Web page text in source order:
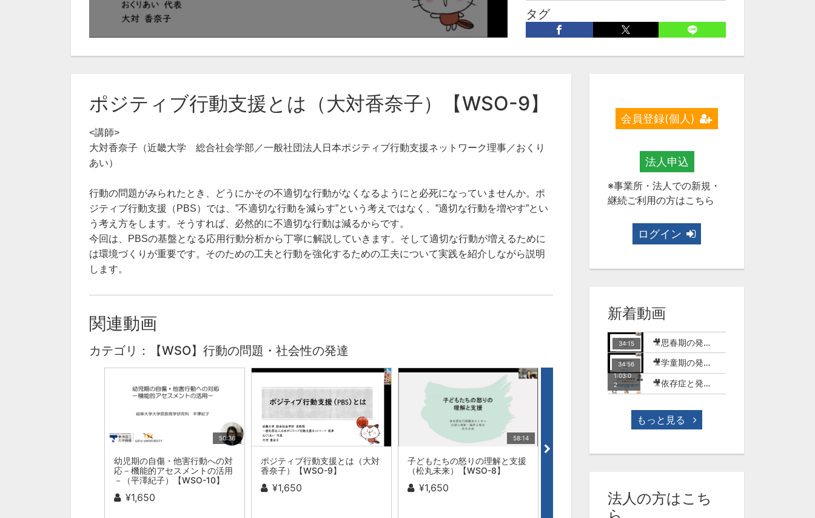
タグ
ポジティブ行動支援 PBS 応用行動分析
強化
大対香奈子
ポジティブ行動支援とは（大対香奈子）【WSO-9】
<講師>
大対香奈子（近畿大学 総合社会学部／一般社団法人日本ポジティブ行動支援ネットワーク理事／おくり
あい）
行動の問題がみられたとき、どうにかその不適切な行動がなくなるようにと必死になっていませんか。ポ
ジティブ行動支援（PBS）では、”不適切な行動を減らす”という考えではなく、”適切な行動を増やす”とい
う考え方をします。そうすれば、必然的に不適切な行動は減るからです。
今回は、PBSの基盤となる応用行動分析から丁寧に解説していきます。そして適切な行動が増えるために
は環境づくりが重要です。そのための工夫と行動を強化するための工夫について実践を紹介しながら説明
します。
関連動画
カテゴリ：【WSO】行動の問題・社会性の発達
50:36
幼児期の自傷・他害行動への対
応－機能的アセスメントの活用
－（平澤紀子）【WSO-10】
¥1,650
ポジティブ行動支援とは（大対
香奈子）【WSO-9】
¥1,650
58:14
子どもたちの怒りの理解と支援
（松丸未来）【WSO-8】
¥1,650
会員登録(個人)
法人申込
※事業所・法人での新規・
継続ご利用の方はこちら
ログイン
新着動画
34:15 🎥思春期の発達障害のある子どもとSNSの世界【MT-18】
34:56 🎥学童期の発達障害のある子どもとSNSやゲームの世界【MT-17】
1:03:0
2
🎥依存症と発達障害-ゲーム行動症を中心に-(今村明)【WME-10】
もっと見る
法人の方はこち